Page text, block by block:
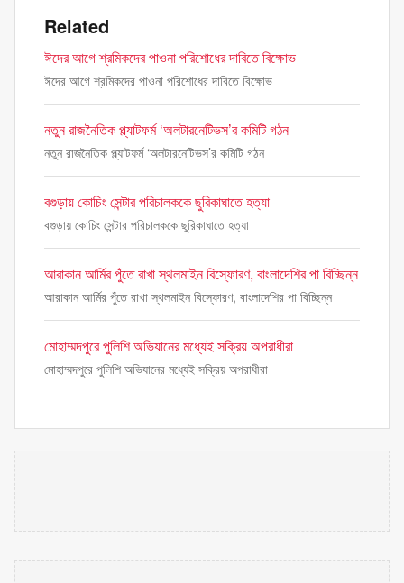
Related
ঈদের আগে শ্রমিকদের পাওনা পরিশোধের দাবিতে বিক্ষোভ
ঈদের আগে শ্রমিকদের পাওনা পরিশোধের দাবিতে বিক্ষোভ
নতুন রাজনৈতিক প্ল্যাটফর্ম ‘অলটারনেটিভস’র কমিটি গঠন
নতুন রাজনৈতিক প্ল্যাটফর্ম ‘অলটারনেটিভস’র কমিটি গঠন
বগুড়ায় কোচিং সেন্টার পরিচালককে ছুরিকাঘাতে হত্যা
বগুড়ায় কোচিং সেন্টার পরিচালককে ছুরিকাঘাতে হত্যা
আরাকান আর্মির পুঁতে রাখা স্থলমাইন বিস্ফোরণ, বাংলাদেশির পা বিচ্ছিন্ন
আরাকান আর্মির পুঁতে রাখা স্থলমাইন বিস্ফোরণ, বাংলাদেশির পা বিচ্ছিন্ন
মোহাম্মদপুরে পুলিশি অভিযানের মধ্যেই সক্রিয় অপরাধীরা
মোহাম্মদপুরে পুলিশি অভিযানের মধ্যেই সক্রিয় অপরাধীরা